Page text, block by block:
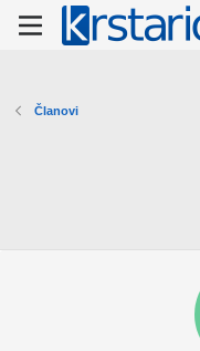
Članovi